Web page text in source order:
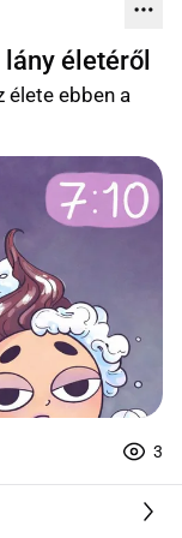
életéről
élete ebben a
3
0 online